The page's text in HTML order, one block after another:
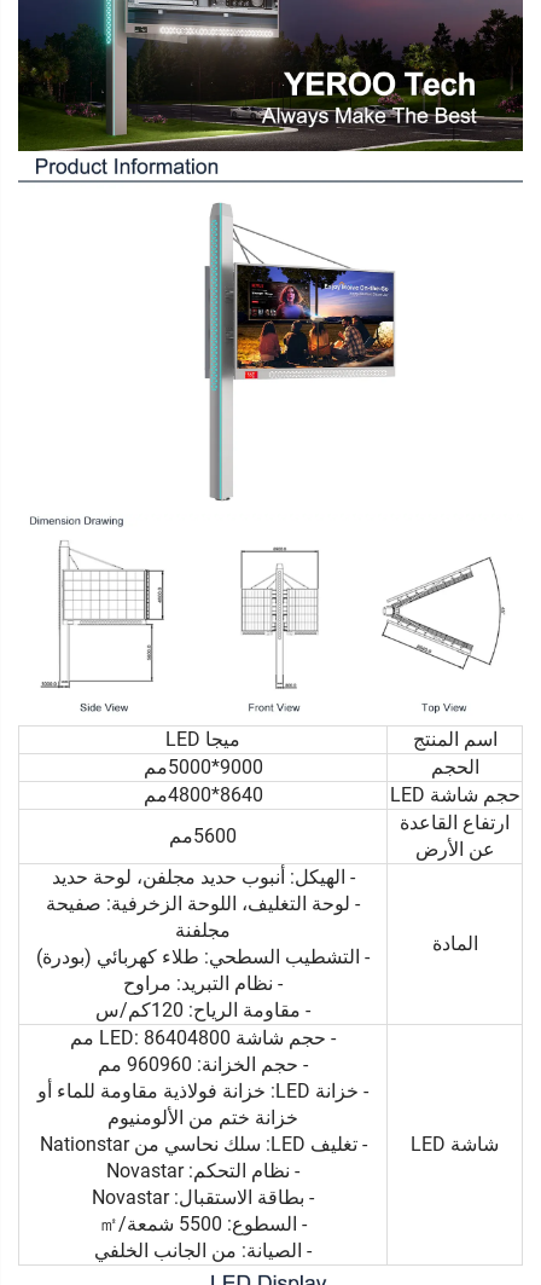
اسم المنتج
ميجا LED
الحجم
9000*5000مم
حجم شاشة LED
8640*4800مم
ارتفاع القاعدة
عن الأرض
5600مم
المادة
- الهيكل: أنبوب حديد مجلفن، لوحة حديد
- لوحة التغليف، اللوحة الزخرفية: صفيحة
مجلفنة
- التشطيب السطحي: طلاء كهربائي (بودرة)
- نظام التبريد: مراوح
- مقاومة الرياح: 120كم/س
شاشة LED
- حجم شاشة LED: 86404800 مم
- حجم الخزانة: 960960 مم
- خزانة LED: خزانة فولاذية مقاومة للماء أو
خزانة ختم من الألومنيوم
- تغليف LED: سلك نحاسي من Nationstar
- نظام التحكم: Novastar
- بطاقة الاستقبال: Novastar
- السطوع: 5500 شمعة/㎡
- الصيانة: من الجانب الخلفي